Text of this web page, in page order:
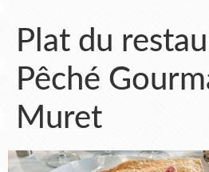
Plat du
Pêché
Muret